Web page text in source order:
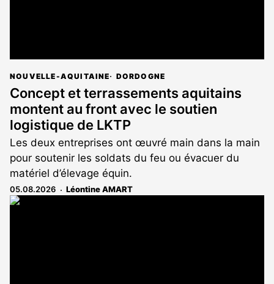
NOUVELLE-AQUITAINE DORDOGNE
Concept et terrassements aquitains
montent au front avec le soutien
logistique de LKTP
Les deux entreprises ont œuvré main dans la main
pour soutenir les soldats du feu ou évacuer du
matériel d’élevage équin.
05.08.2026 Léontine AMART